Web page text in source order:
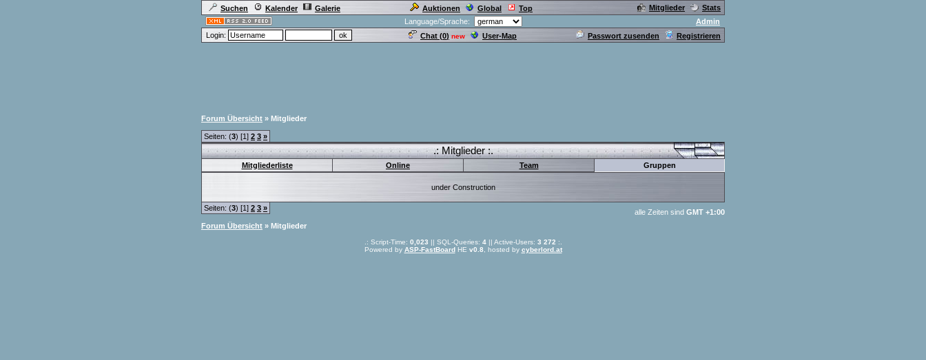
Suchen Kalender Galerie Auktionen Global Top Mitglieder
Stats
Language/Sprache:
Admin
Login:
Chat (0) new User-Map Passwort zusenden Registrieren
Forum Übersicht » Mitglieder
Seiten: (3) [1] 2 3 »
.: Mitglieder :.
Mitgliederliste Online Team Gruppen
under Construction
Seiten: (3) [1] 2 3 » alle Zeiten sind GMT +1:00
Forum Übersicht » Mitglieder
.: Script-Time: 0,023 || SQL-Queries: 4|| Active-Users: 3 272 :.
Powered by ASP-FastBoardHE v0.8 , hosted by cyberlord.at